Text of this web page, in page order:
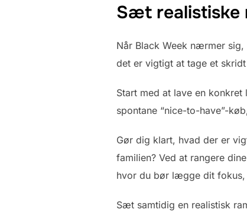
Sæt realistiske
Når Black Week nærmer
det er vigtigt at tage et
Start med at lave en
spontane “nice-to-have”-
Gør dig klart, hvad der er
familien? Ved at rangere
hvor du bør lægge dit
Sæt samtidig en realistisk